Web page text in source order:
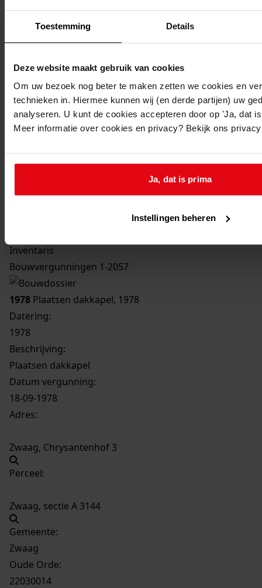
Toestemming Details
Deze website maakt gebruik van cookies
Om uw bezoek nog beter te maken zetten we cookies en
technieken in. Hiermee kunnen wij (en derde partijen) uw
analyseren. U kunt de cookies accepteren door op 'Ja, dat
Meer informatie over cookies en privacy? Bekijk ons
Ja, dat is prima
Instellingen beheren
Printen
Inventaris
Bouwvergunningen 1-2057
1978 Plaatsen dakkapel, 1978
Datering:
1978
Beschrijving:
Plaatsen dakkapel
Datum vergunning:
18-09-1978
Adres:
Zwaag, Chrysantenhof 3
Perceel:
Zwaag, sectie A 3144
Gemeente:
Zwaag
Oude Orde:
22030014